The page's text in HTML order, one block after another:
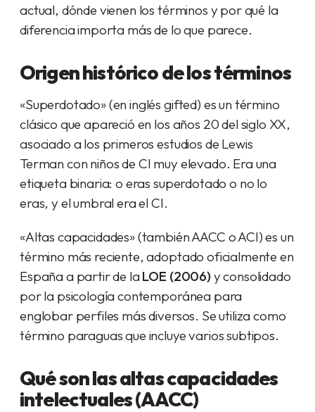
actual, dónde vienen los términos y por qué la
diferencia importa más de lo que parece.
Origen histórico de los términos
«Superdotado» (en inglés gifted) es un término
clásico que apareció en los años 20 del siglo XX,
asociado a los primeros estudios de Lewis
Terman con niños de CI muy elevado. Era una
etiqueta binaria: o eras superdotado o no lo
eras, y el umbral era el CI.
«Altas capacidades» (también AACC o ACI) es un
término más reciente, adoptado oficialmente en
España a partir de la LOE (2006)y consolidado
por la psicología contemporánea para
englobar perfiles más diversos. Se utiliza como
término paraguas que incluye varios subtipos.
Qué son las altas capacidades
intelectuales (AACC)